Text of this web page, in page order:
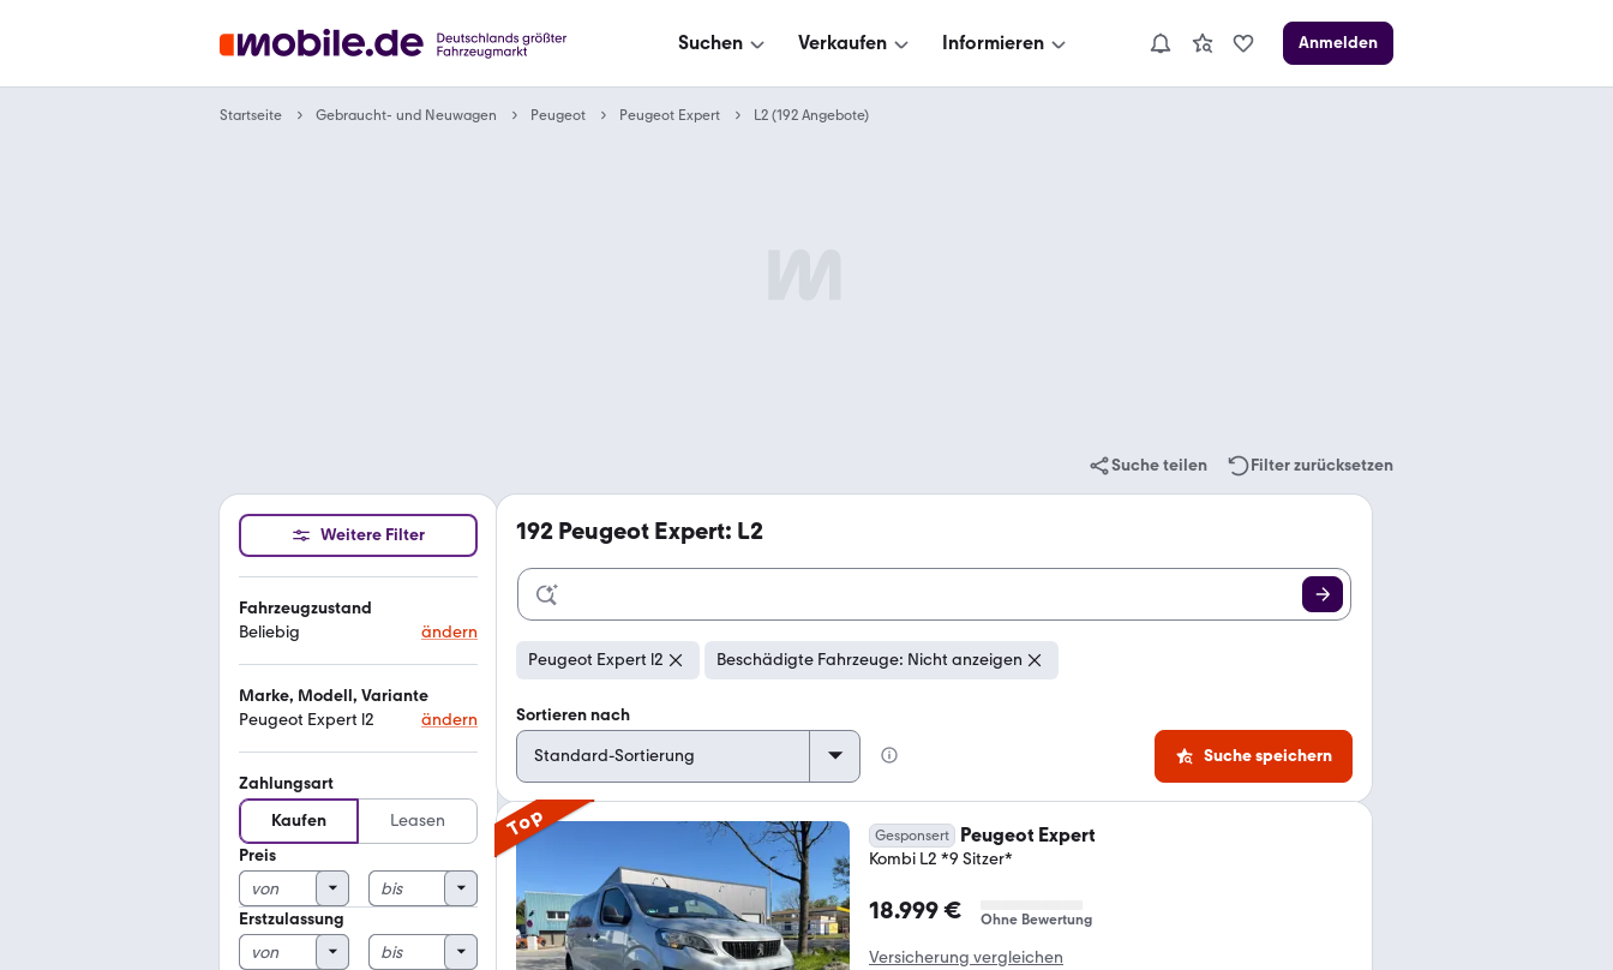
Suchen Verkaufen Informieren Anmelden
Startseite Gebraucht- und Neuwagen Peugeot Peugeot Expert L2 (192 Angebote)
Suche teilen Filter zurücksetzen
Weitere Filter
Fahrzeugzustand
Beliebig
ändern
Marke, Modell, Variante
Peugeot Expert l2
ändern
Zahlungsart
Kaufen
Leasen
Preis
Erstzulassung
192 Peugeot Expert: L2
Peugeot Expert l2 Beschädigte Fahrzeuge: Nicht anzeigen
Sortieren nach
Suche speichern
Top Gesponsert Peugeot Expert
Kombi L2 *9 Sitzer*
18.999 € Ohne Bewertung
Versicherung vergleichen